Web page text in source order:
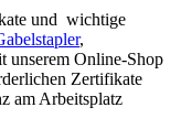
und wichtige
,
unserem Online-Shop
Zertifikate
am Arbeitsplatz